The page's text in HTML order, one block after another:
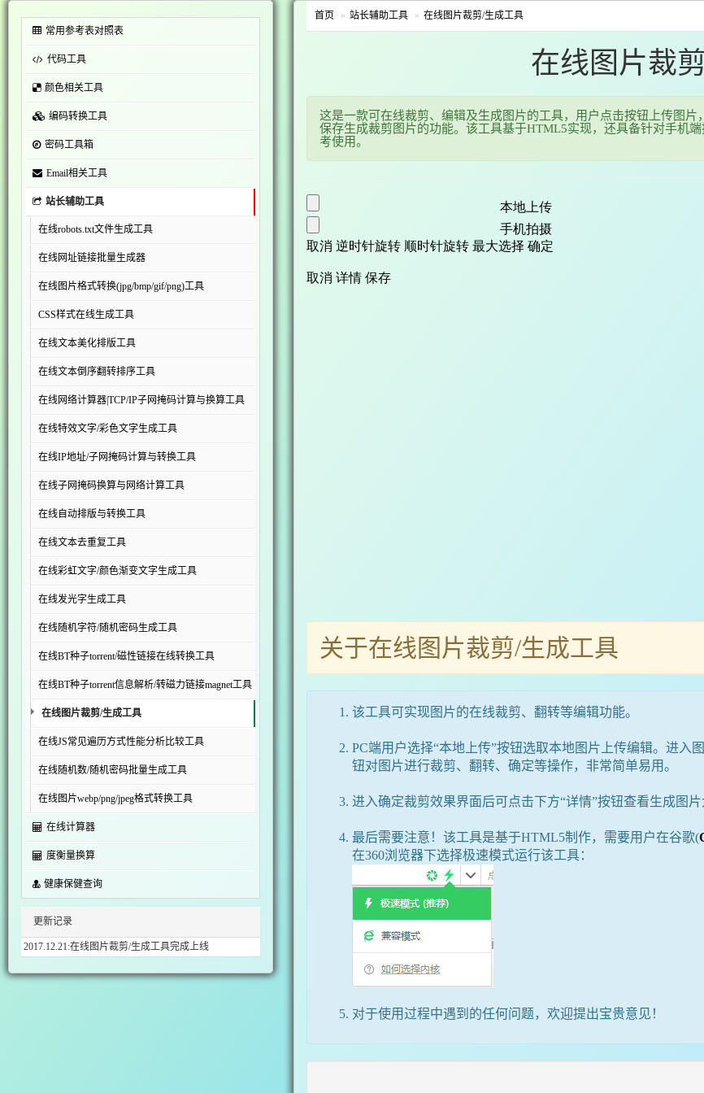
常用参考表对照表
代码工具
颜色相关工具
编码转换工具
密码工具箱
Email相关工具
站长辅助工具
在线robots.txt文件生成工具
在线网址链接批量生成器
在线图片格式转换(jpg/bmp/gif/png)工具
CSS样式在线生成工具
在线文本美化排版工具
在线文本倒序翻转排序工具
在线网络计算器|TCP/IP子网掩码计算与换算工具
在线特效文字/彩色文字生成工具
在线IP地址/子网掩码计算与转换工具
在线子网掩码换算与网络计算工具
在线自动排版与转换工具
在线文本去重复工具
在线彩虹文字/颜色渐变文字生成工具
在线发光字生成工具
在线随机字符/随机密码生成工具
在线BT种子torrent/磁性链接在线转换工具
在线BT种子torrent信息解析/转磁力链接magnet工具
在线图片裁剪/生成工具
在线JS常见遍历方式性能分析比较工具
在线随机数/随机密码批量生成工具
在线图片webp/png/jpeg格式转换工具
在线计算器
度衡量换算
健康保健查询
更新记录
2017.12.21:在线图片裁剪/生成工具完成上线
首页 站长辅助工具 在线图片裁剪/生成工具
在线图片裁
这是一款可在线裁剪、编辑及生成图片的工具，用户点击按钮上传图
保存生成裁剪图片的功能。该工具基于HTML5实现，还具备针对手机
考使用。
关于在线图片裁剪/生成工具
该工具可实现图片的在线裁剪、翻转等编辑功能。
PC端用户选择“本地上传”按钮选取本地图片上传编辑。进
钮对图片进行裁剪、翻转、确定等操作，非常简单易用。
进入确定裁剪效果界面后可点击下方“详情”按钮查看生成图
最后需要注意！该工具是基于HTML5制作，需要用户在谷歌(
在360浏览器下选择极速模式运行该工具：
对于使用过程中遇到的任何问题，欢迎提出宝贵意见！